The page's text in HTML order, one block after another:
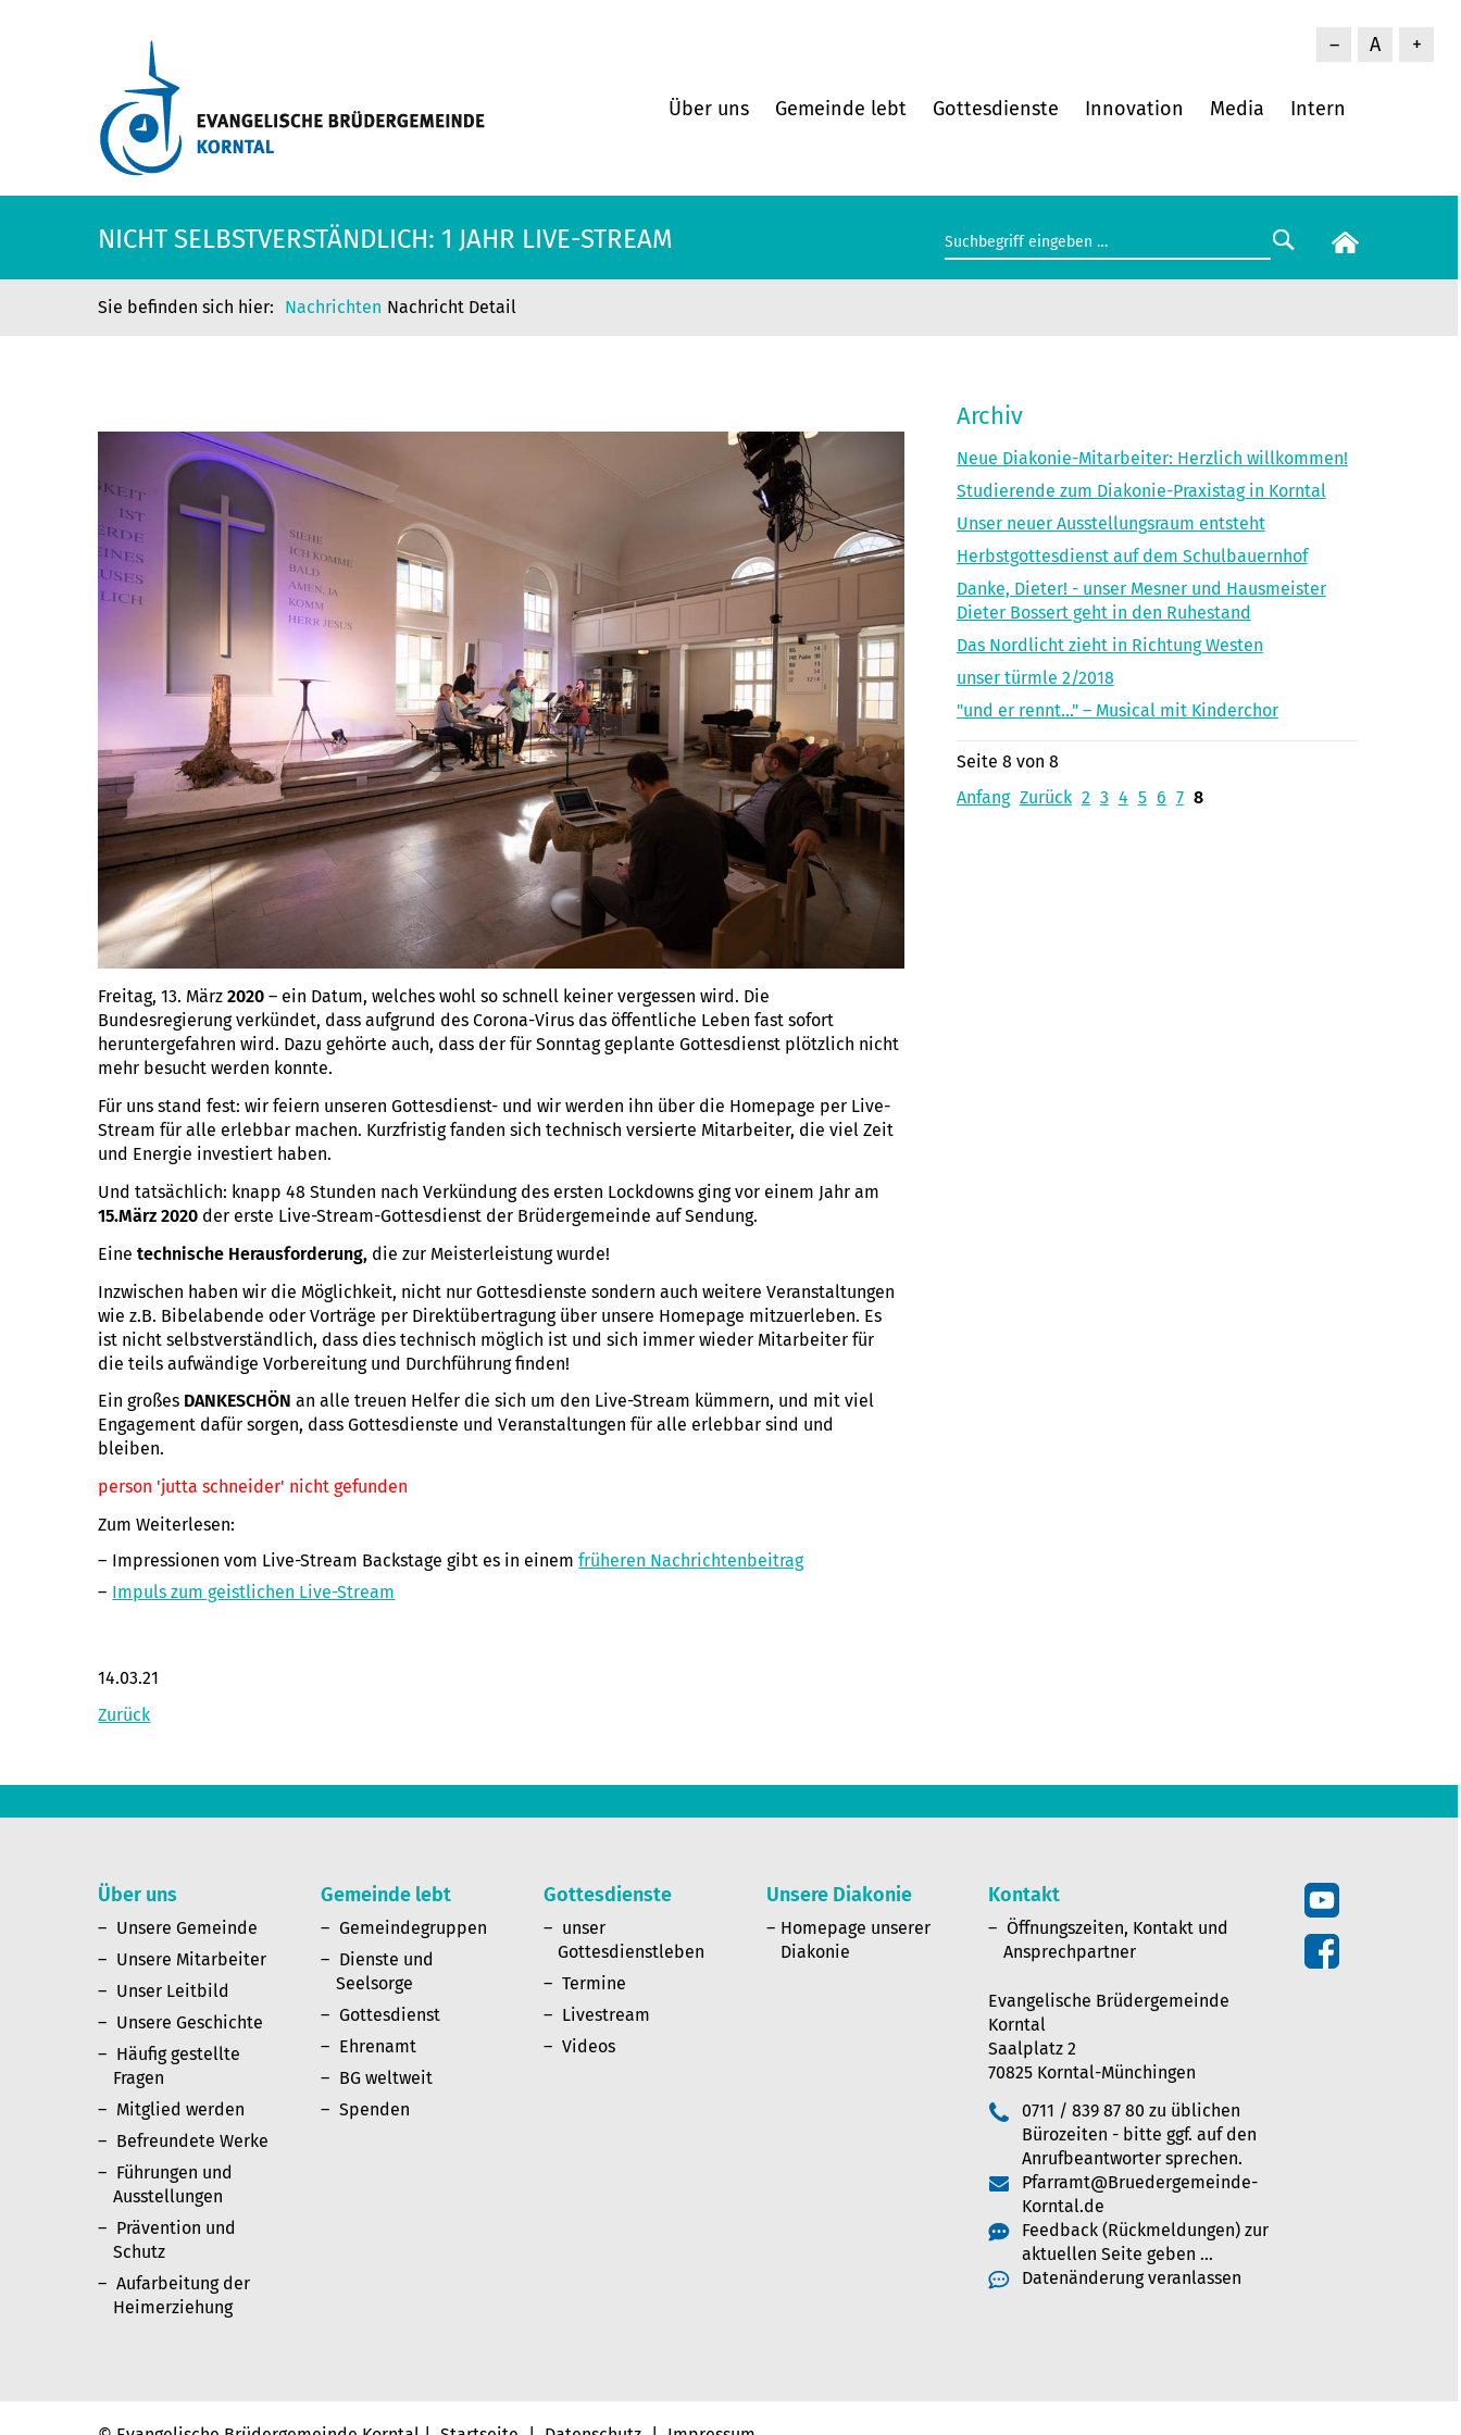
– A +
Über uns Gemeinde lebt Gottesdienste Innovation Media Intern
NICHT SELBSTVERSTÄNDLICH: 1 JAHR LIVE-STREAM
Nachrichten Nachricht Detail
Freitag, 13. März2020 – ein Datum, welches wohl so schnell keiner vergessen wird. Die
Bundesregierung verkündet, dass aufgrund des Corona-Virus das öffentliche Leben fast sofort
heruntergefahren wird. Dazu gehörte auch, dass der für Sonntag geplante Gottesdienst plötzlich nicht
mehr besucht werden konnte.
Für uns stand fest: wir feiern unseren Gottesdienst- und wir werden ihn über die Homepage per Live-
Stream für alle erlebbar machen. Kurzfristig fanden sich technisch versierte Mitarbeiter, die viel Zeit
und Energie investiert haben.
Und tatsächlich: knapp 48 Stunden nach Verkündung des ersten Lockdowns ging vor einem Jahr am
15.März 2020 der erste Live-Stream-Gottesdienst der Brüdergemeinde auf Sendung.
Einetechnische Herausforderung, die zur Meisterleistung wurde!
Inzwischen haben wir die Möglichkeit, nicht nur Gottesdienste sondern auch weitere Veranstaltungen
wie z.B. Bibelabende oder Vorträge per Direktübertragung über unsere Homepage mitzuerleben. Es
ist nicht selbstverständlich, dass dies technisch möglich ist und sich immer wieder Mitarbeiter für
die teils aufwändige Vorbereitung und Durchführung finden!
Ein großes DANKESCHÖN an alle treuen Helfer die sich um den Live-Stream kümmern, und mit viel
Engagement dafür sorgen, dass Gottesdienste und Veranstaltungen für alle erlebbar sind und
bleiben.
person 'jutta schneider' nicht gefunden
Zum Weiterlesen:
Impressionen vom Live-Stream Backstage gibt es in einemfrüheren Nachrichtenbeitrag
Impuls zum geistlichen Live-Stream
14.03.21
Zurück
Archiv
Neue Diakonie-Mitarbeiter: Herzlich willkommen!
Studierende zum Diakonie-Praxistag in Korntal
Unser neuer Ausstellungsraum entsteht
Herbstgottesdienst auf dem Schulbauernhof
Danke, Dieter! - unser Mesner und Hausmeister
Dieter Bossert geht in den Ruhestand
Das Nordlicht zieht in Richtung Westen
unser türmle 2/2018
"und er rennt..." – Musical mit Kinderchor
Seite 8 von 8
Anfang Zurück 2 3 4 5 6 7 8
Über uns
Unsere Gemeinde
Unsere Mitarbeiter
Unser Leitbild
Unsere Geschichte
Häufig gestellte
Fragen
Mitglied werden
Befreundete Werke
Führungen und
Ausstellungen
Prävention und
Schutz
Aufarbeitung der
Heimerziehung
Gemeinde lebt
Gemeindegruppen
Dienste und
Seelsorge
Gottesdienst
Ehrenamt
BG weltweit
Spenden
Gottesdienste
unser
Gottesdienstleben
Termine
Livestream
Videos
Unsere Diakonie
Homepage unserer
Diakonie
Kontakt
Öffnungszeiten, Kontakt und
Ansprechpartner
Evangelische Brüdergemeinde
Korntal
Saalplatz 2
70825 Korntal-Münchingen
0711 / 839 87 80 zu üblichen
Bürozeiten - bitte ggf. auf den
Anrufbeantworter sprechen.
Pfarramt@Bruedergemeinde-
Korntal.de
Feedback (Rückmeldungen) zur
aktuellen Seite geben …
Datenänderung veranlassen